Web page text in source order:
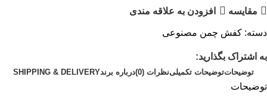
مقایسه افزودن به علاقه مندی
دسته: کفش چمن مصنوعی
به اشتراک بگذارید:
توضیحاتتوضیحات تکمیلینظرات (0) درباره برندSHIPPING & DELIVERY
توضیحات